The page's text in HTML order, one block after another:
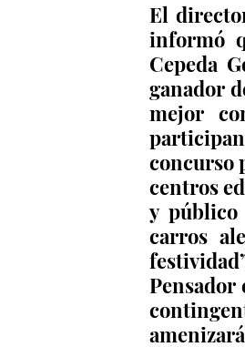
El
informó
Cepeda
ganador
mejor
concurso
centros
y público
carros
Pensador